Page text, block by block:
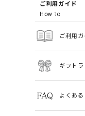
ご利用ガイド
How to
ご利用
ギフト
よくある